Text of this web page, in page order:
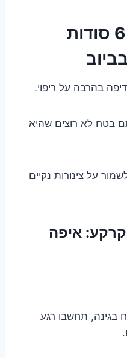
לא עוד סתימות? 6 סודות
בהרבה על ריפוי.
בטח לא רוצים שהיא
על צינורות נקיים
איפה
בגינה, תחשבו רגע